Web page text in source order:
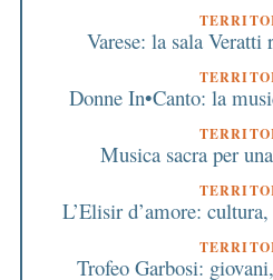
Varese: la sala
Donne In•Canto: la
Musica sacra per
L’Elisir d’amore:
Trofeo Garbosi: